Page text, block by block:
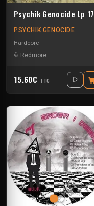
Psychik Genocide Lp 17
PSYCHIK GENOCIDE
Hardcore
Redmore
15.60€ TTC